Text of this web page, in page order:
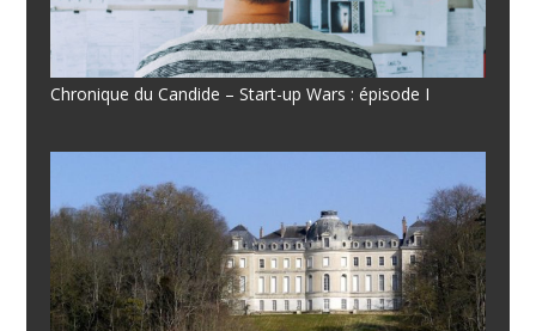
Chronique du Candide – Start-up Wars : épisode I